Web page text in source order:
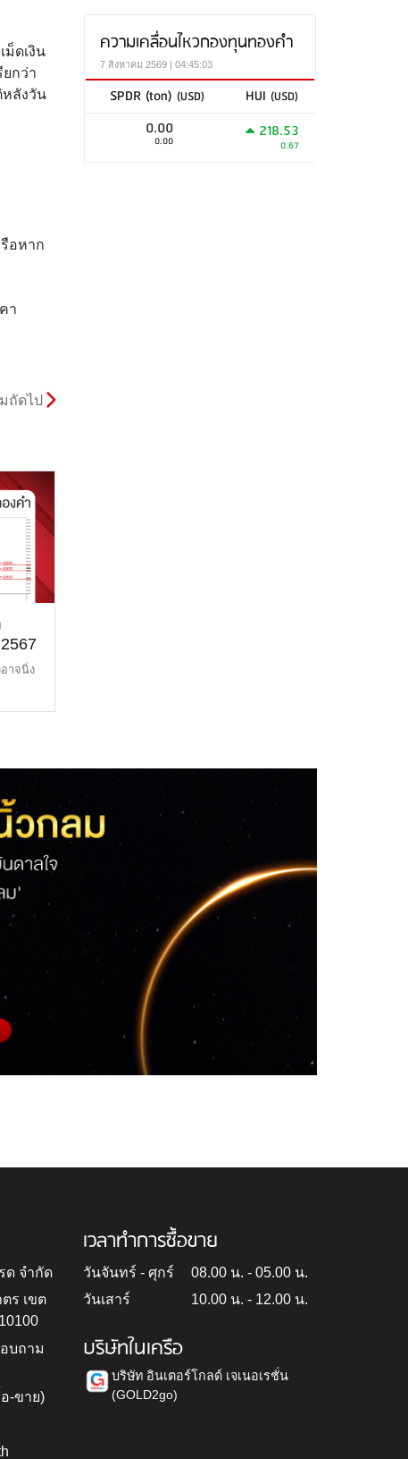
ดเงิน
กว่า
หลังวัน
อหาก
า
ถัดไป
าจนิ่ง
ความเคลื่อนไหวกองทุนทองคำ
7 สิงหาคม 2569 | 04:45:03
SPDR (ton) (USD) HUI (USD)
0.00
0.00 218.53
0.67
ด จำกัด
ร เขต
บถาม
-ขาย)
เวลาทำการซื้อขาย
วันจันทร์ - ศุกร์
08.00 น. - 05.00 น.
วันเสาร์
10.00 น. - 12.00 น.
บริษัทในเครือ
บริษัท อินเตอร์โกลด์ เจเนอเรชั่น
(GOLD2go)